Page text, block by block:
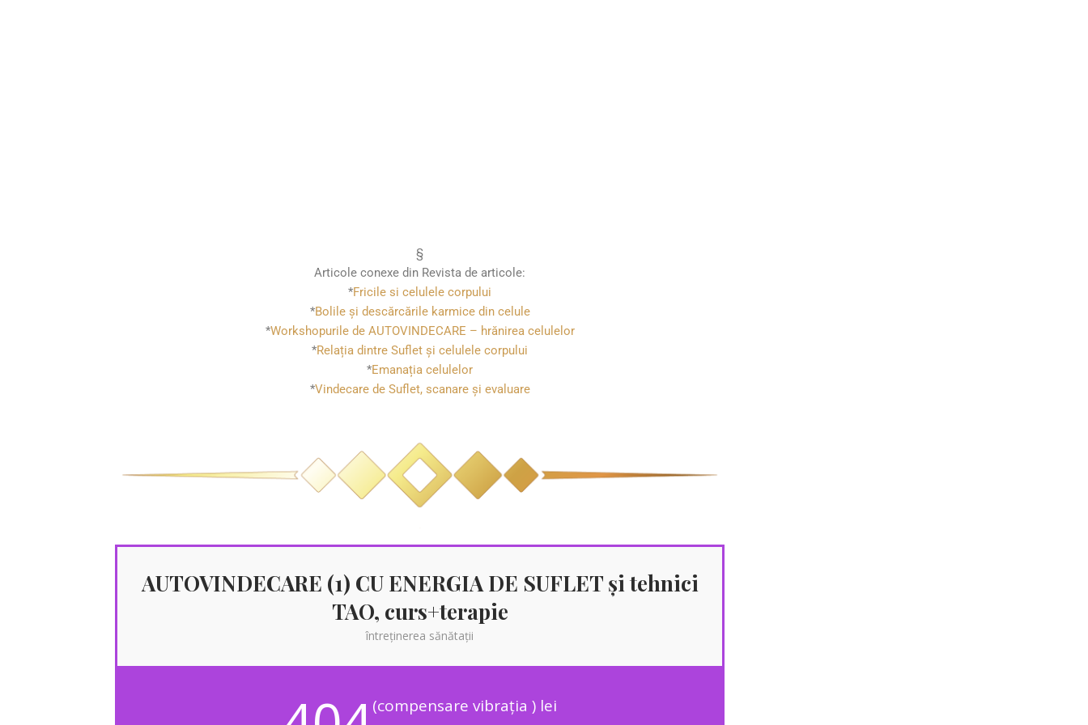
§
Articole conexe din Revista de articole:
*Fricile si celulele corpului
*Bolile și descărcările karmice din celule
*Workshopurile de AUTOVINDECARE – hrănirea celulelor
*Relația dintre Suflet și celulele corpului
*Emanația celulelor
*Vindecare de Suflet, scanare și evaluare
AUTOVINDECARE (1) CU ENERGIA DE SUFLET și tehnici
TAO, curs+terapie
întreținerea sănătații
(compensare vibrația ) lei